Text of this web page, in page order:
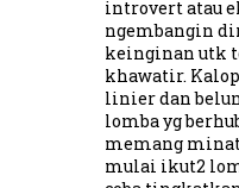
introvert atau
ngembangin
keinginan utk
khawatir.
linier dan
lomba yg
memang
mulai ikut2